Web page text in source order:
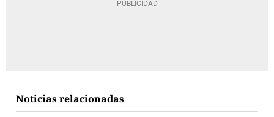
Noticias relacionadas